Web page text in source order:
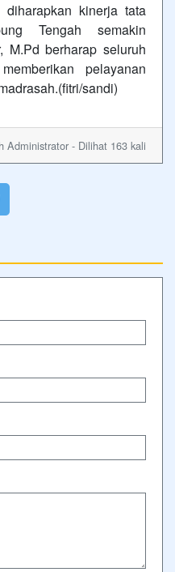
kinerja tata
Tengah semakin
M.Pd berharap seluruh
pelayanan
sandi)
Administrator - Dilihat 163 kali